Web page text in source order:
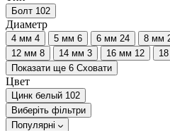
Болт 102
Диаметр
4 мм 4 5 мм 6 6 мм 24 8 мм
12 мм 8 14 мм 3 16 мм 12
Показати ще 6 Сховати
Цвет
Цинк белый 102
Виберіть фільтри
Популярні